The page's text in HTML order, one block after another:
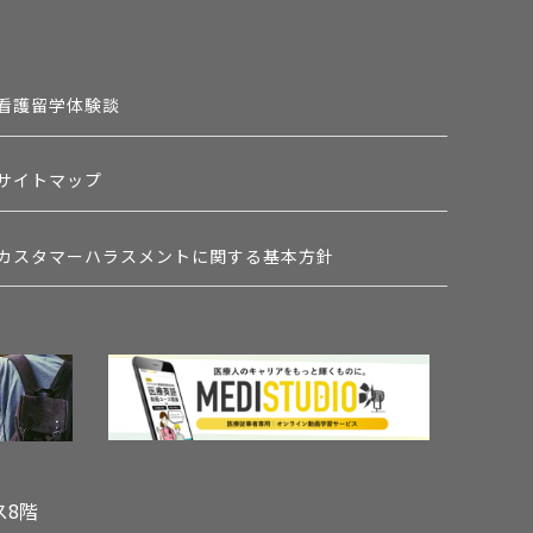
護留学体験談
イトマップ
スタマーハラスメントに関する基本方針
8階